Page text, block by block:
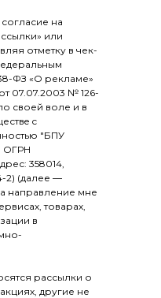
на
или
отметку в чек-
ФЗ «О рекламе»
07.07.2003 № 126-
своей воле и в
с
"БПУ
ОГРН
358014,
2) (далее —
направление мне
товарах,
в
рассылки о
другие не